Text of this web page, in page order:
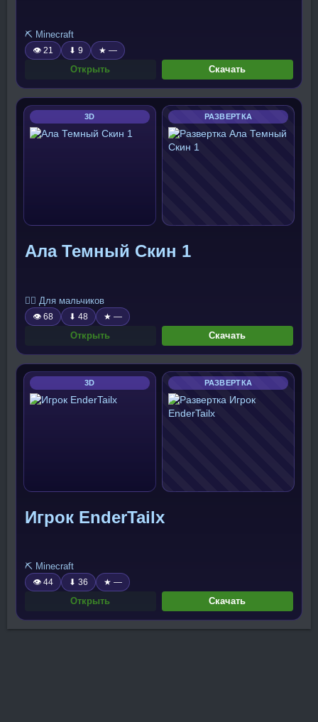
⛏️ Minecraft
👁 21 ⬇ 9 ★ —
Открыть Скачать
3D РАЗВЕРТКА
Ала Темный Скин 1
🧍‍♂️ Для мальчиков
👁 68 ⬇ 48 ★ —
Открыть Скачать
3D РАЗВЕРТКА
Игрок EnderTailx
⛏️ Minecraft
👁 44 ⬇ 36 ★ —
Открыть Скачать